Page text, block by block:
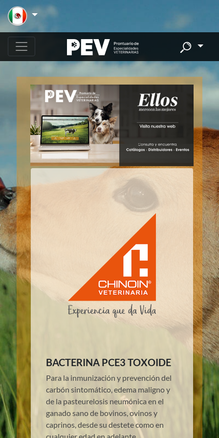
BACTERINA PCE3 TOXOIDE
Para la inmunización y prevención del
carbón sintomático, edema maligno y
de la pasteurelosis neumónica en el
ganado sano de bovinos, ovinos y
caprinos, desde su destete como en